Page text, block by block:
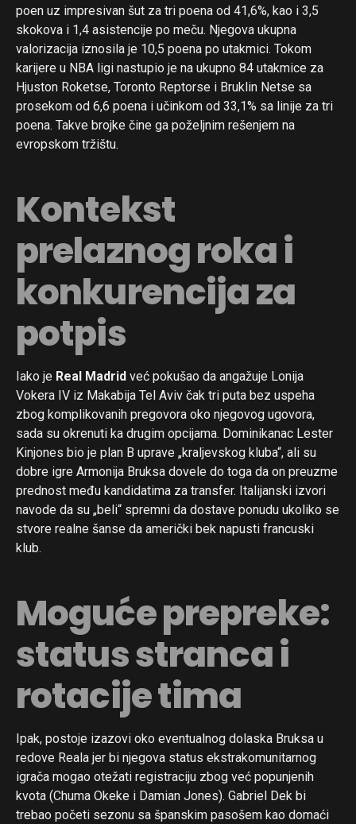
poen uz impresivan šut za tri poena od 41,6%, kao i 3,5
skokova i 1,4 asistencije po meču. Njegova ukupna
valorizacija iznosila je 10,5 poena po utakmici. Tokom
karijere u NBA ligi nastupio je na ukupno 84 utakmice za
Hjuston Roketse, Toronto Reptorse i Bruklin Netse sa
prosekom od 6,6 poena i učinkom od 33,1% sa linije za tri
poena. Takve brojke čine ga poželjnim rešenjem na
evropskom tržištu.
Kontekst
prelaznog roka i
konkurencija za
potpis
Iako je Real Madrid već pokušao da angažuje Lonija
Vokera IV iz Makabija Tel Aviv čak tri puta bez uspeha
zbog komplikovanih pregovora oko njegovog ugovora,
sada su okrenuti ka drugim opcijama. Dominikanac Lester
Kinjones bio je plan B uprave „kraljevskog kluba“, ali su
dobre igre Armonija Bruksa dovele do toga da on preuzme
prednost među kandidatima za transfer. Italijanski izvori
navode da su „beli“ spremni da dostave ponudu ukoliko se
stvore realne šanse da američki bek napusti francuski
klub.
Moguće prepreke:
status stranca i
rotacije tima
Ipak, postoje izazovi oko eventualnog dolaska Bruksa u
redove Reala jer bi njegova status ekstrakomunitarnog
igrača mogao otežati registraciju zbog već popunjenih
kvota (Chuma Okeke i Damian Jones). Gabriel Dek bi
trebao početi sezonu sa španskim pasošem kao domaći